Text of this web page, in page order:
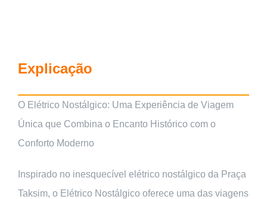
Explicação
O Elétrico Nostálgico: Uma Experiência de Viagem
Única que Combina o Encanto Histórico com o
Conforto Moderno
Inspirado no inesquecível elétrico nostálgico da Praça
Taksim, o Elétrico Nostálgico oferece uma das viagens